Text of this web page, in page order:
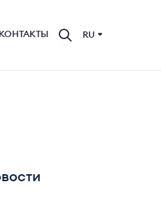
КОНТАКТЫ RU